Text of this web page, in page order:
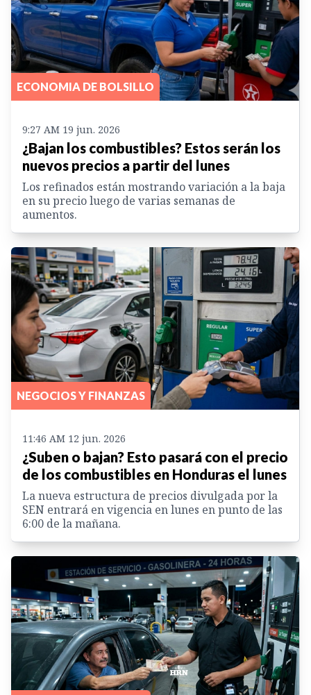
ECONOMIA DE BOLSILLO
9:27 AM 19 jun. 2026
¿Bajan los combustibles? Estos serán los
nuevos precios a partir del lunes
Los refinados están mostrando variación a la baja
en su precio luego de varias semanas de
aumentos.
NEGOCIOS Y FINANZAS
11:46 AM 12 jun. 2026
¿Suben o bajan? Esto pasará con el precio
de los combustibles en Honduras el lunes
La nueva estructura de precios divulgada por la
SEN entrará en vigencia en lunes en punto de las
6:00 de la mañana.